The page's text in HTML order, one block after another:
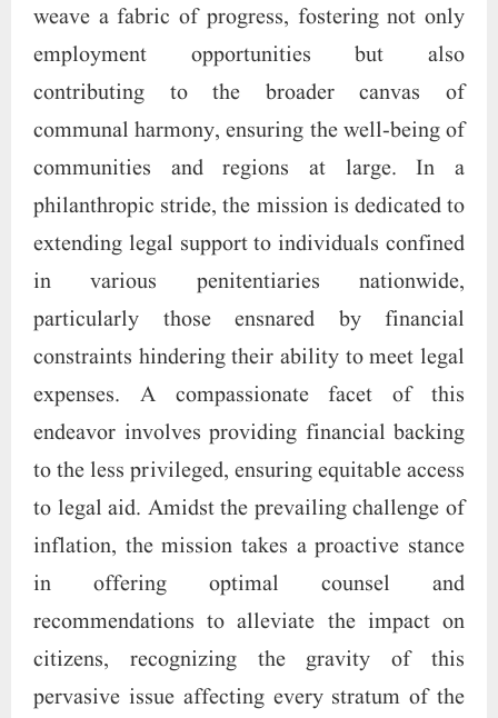
weave a fabric of progress, fostering not only
employment opportunities but also
contributing to the broader canvas of
communal harmony, ensuring the well-being of
communities and regions at large. In a
philanthropic stride, the mission is dedicated to
extending legal support to individuals confined
in various penitentiaries nationwide,
particularly those ensnared by financial
constraints hindering their ability to meet legal
expenses. A compassionate facet of this
endeavor involves providing financial backing
to the less privileged, ensuring equitable access
to legal aid. Amidst the prevailing challenge of
inflation, the mission takes a proactive stance
in offering optimal counsel and
recommendations to alleviate the impact on
citizens, recognizing the gravity of this
pervasive issue affecting every stratum of the